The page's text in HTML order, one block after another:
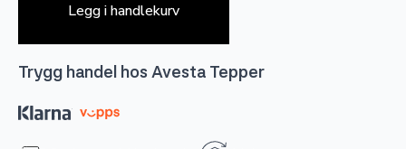
Legg i handlekurv
Trygg handel hos Avesta Tepper